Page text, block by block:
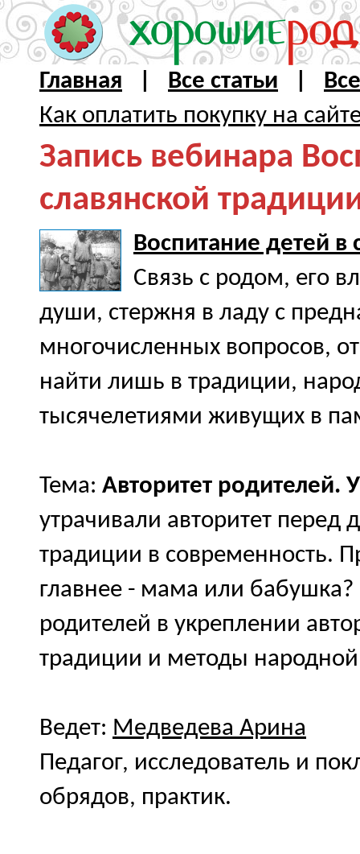
Главная Все статьи
Как оплатить покупку на
Запись вебинара
славянской
Воспитание детей в
Связь с родом, его
души, стержня в ладу с
многочисленных вопросов,
найти лишь в традиции,
тысячелетиями живущих в
Тема: Авторитет родителей.
утрачивали авторитет перед
традиции в современность.
главнее - мама или
родителей в укреплении
традиции и методы народной
Ведет: Медведева Арина
Педагог, исследователь и
обрядов, практик.